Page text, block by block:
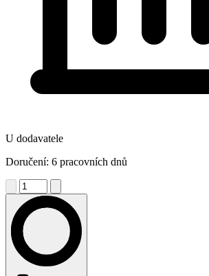
U dodavatele
Doručení: 6 pracovních dnů